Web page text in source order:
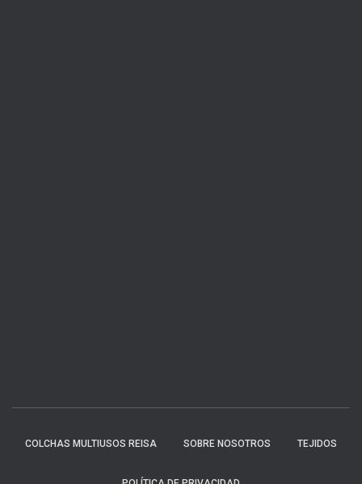
COLCHAS MULTIUSOS REISA SOBRE NOSOTROS TEJIDOS